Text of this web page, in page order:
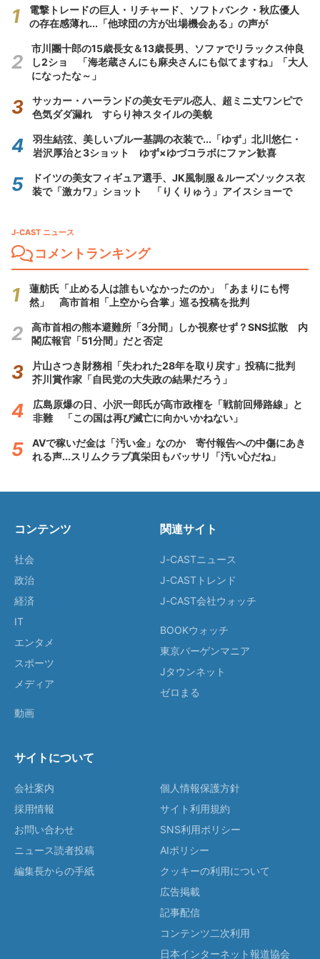
電撃トレードの巨人・リチャード、ソフトバンク・秋広優人
の存在感薄れ...「他球団の方が出場機会ある」の声が
市川團十郎の15歳長女＆13歳長男、ソファでリラックス仲良
し2ショ 「海老蔵さんにも麻央さんにも似てますね」「大人
になったな～」
サッカー・ハーランドの美女モデル恋人、超ミニ丈ワンピで
色気ダダ漏れ すらり神スタイルの美貌
羽生結弦、美しいブルー基調の衣装で...「ゆず」北川悠仁・
岩沢厚治と3ショット ゆず×ゆづコラボにファン歓喜
ドイツの美女フィギュア選手、JK風制服＆ルーズソックス衣
装で「激カワ」ショット 「りくりゅう」アイスショーで
J-CAST ニュース
コメントランキング
蓮舫氏「止める人は誰もいなかったのか」「あまりにも愕
然」 高市首相「上空から合掌」巡る投稿を批判
高市首相の熊本避難所「3分間」しか視察せず？SNS拡散 内
閣広報官「51分間」だと否定
片山さつき財務相「失われた28年を取り戻す」投稿に批判
芥川賞作家「自民党の大失政の結果だろう」
広島原爆の日、小沢一郎氏が高市政権を「戦前回帰路線」と
非難 「この国は再び滅亡に向かいかねない」
AVで稼いだ金は「汚い金」なのか 寄付報告への中傷にあき
れる声...スリムクラブ真栄田もバッサリ「汚い心だね」
コンテンツ
社会
政治
経済
IT
エンタメ
スポーツ
メディア
動画
関連サイト
J-CASTニュース
J-CASTトレンド
J-CAST会社ウォッチ
BOOKウォッチ
東京バーゲンマニア
Jタウンネット
ゼロまる
サイトについて
会社案内
採用情報
お問い合わせ
ニュース読者投稿
編集長からの手紙
個人情報保護方針
サイト利用規約
SNS利用ポリシー
AIポリシー
クッキーの利用について
広告掲載
記事配信
コンテンツ二次利用
日本インターネット報道協会